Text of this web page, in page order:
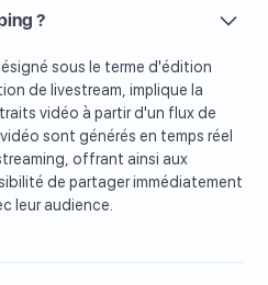
?
sous le terme d'édition
de livestream, implique la
vidéo à partir d'un flux de
sont générés en temps réel
offrant ainsi aux
de partager immédiatement
leur audience.